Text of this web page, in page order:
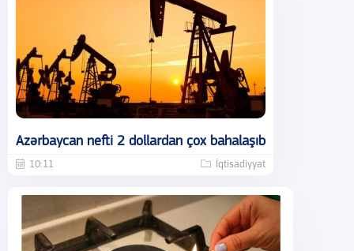
Azərbaycan nefti 2 dollardan çox bahalaşıb
10:11 İqtisadiyyat